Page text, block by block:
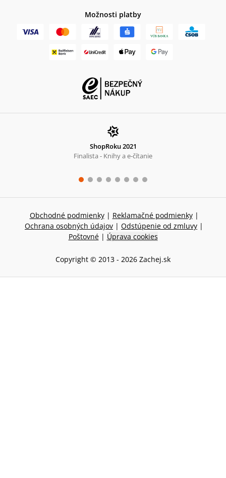
Možnosti platby
ShopRoku 2021
Finalista - Knihy a e-čítanie
Obchodné podmienky | Reklamačné podmienky |
Ochrana osobných údajov | Odstúpenie od zmluvy |
Poštovné | Úprava cookies
Copyright © 2013 - 2026 Zachej.sk